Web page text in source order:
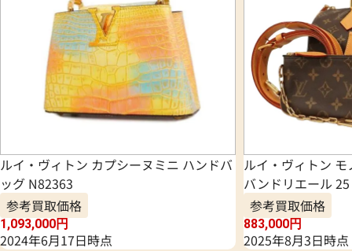
ルイ・ヴィトン カプシーヌミニ ハンドバ
ッグ N82363
参考買取価格
1,093,000円
2024年6月17日時点
ルイ・ヴィトン
バンドリエール
参考買取価格
883,000円
2025年8月3日時点